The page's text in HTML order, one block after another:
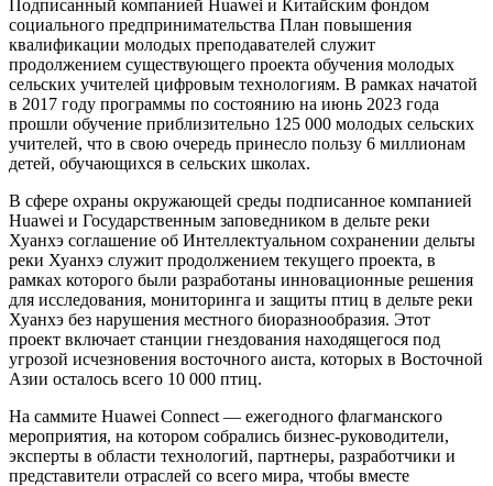
Подписанный компанией Huawei и Китайским фондом
социального предпринимательства План повышения
квалификации молодых преподавателей служит
продолжением существующего проекта обучения молодых
сельских учителей цифровым технологиям. В рамках начатой
в 2017 году программы по состоянию на июнь 2023 года
прошли обучение приблизительно 125 000 молодых сельских
учителей, что в свою очередь принесло пользу 6 миллионам
детей, обучающихся в сельских школах.
В сфере охраны окружающей среды подписанное компанией
Huawei и Государственным заповедником в дельте реки
Хуанхэ соглашение об Интеллектуальном сохранении дельты
реки Хуанхэ служит продолжением текущего проекта, в
рамках которого были разработаны инновационные решения
для исследования, мониторинга и защиты птиц в дельте реки
Хуанхэ без нарушения местного биоразнообразия. Этот
проект включает станции гнездования находящегося под
угрозой исчезновения восточного аиста, которых в Восточной
Азии осталось всего 10 000 птиц.
На саммите Huawei Connect — ежегодного флагманского
мероприятия, на котором собрались бизнес-руководители,
эксперты в области технологий, партнеры, разработчики и
представители отраслей со всего мира, чтобы вместе